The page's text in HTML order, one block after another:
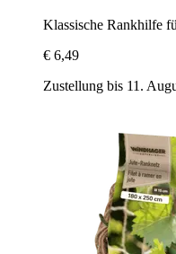
Klassische Rankhilfe
€ 6,49
Zustellung bis 11.